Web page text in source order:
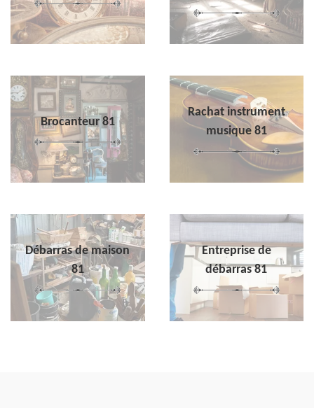
Brocanteur 81
Rachat instrument
musique 81
Débarras de maison
81
Entreprise de
débarras 81